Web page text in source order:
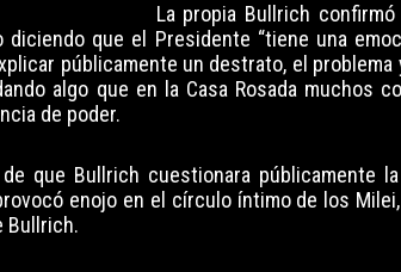
La propia Bullrich
que el Presidente “tiene una
públicamente un destrato, el problema
algo que en la Casa Rosada muchos
de poder.
que Bullrich cuestionara públicamente
enojo en el círculo íntimo de los
Bullrich.